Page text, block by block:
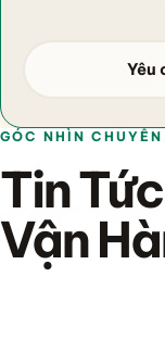
Yêu
GÓC NHÌN
Tin
Vận